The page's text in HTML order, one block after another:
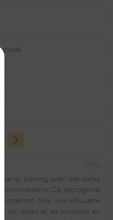
du parking avec des dalles
Ce stratagème
ainsi une silhouette
les dalles et les parapets en